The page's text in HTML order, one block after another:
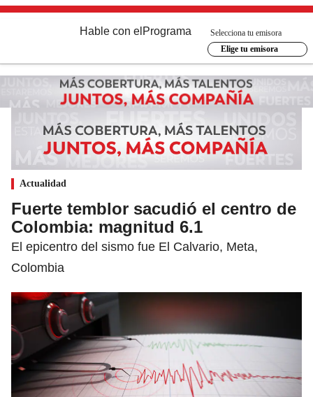
Hable con el Programa
Selecciona tu emisora
Elige tu emisora
Actualidad
Fuerte temblor sacudió el centro de
Colombia: magnitud 6.1
El epicentro del sismo fue El Calvario, Meta,
Colombia